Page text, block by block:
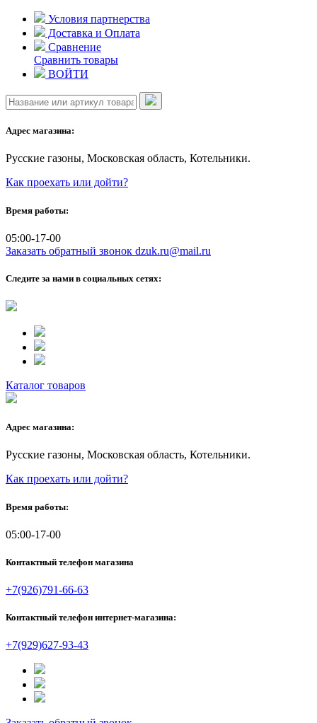
Skip
content
Условия партнерства
Доставка и Оплата
Сравнение
Сравнить товары
ВОЙТИ
Адрес магазина:
Русские газоны, Московская область, Котельники.
Как проехать или дойти?
Время работы:
05:00-17-00
Заказать обратный звонок dzuk.ru@mail.ru
Следите за нами в социальных сетях:
Каталог товаров
Адрес магазина:
Русские газоны, Московская область, Котельники.
Как проехать или дойти?
Время работы:
05:00-17-00
Контактный телефон магазина
+7(926)791-66-63
Контактный телефон интернет-магазина:
+7(929)627-93-43